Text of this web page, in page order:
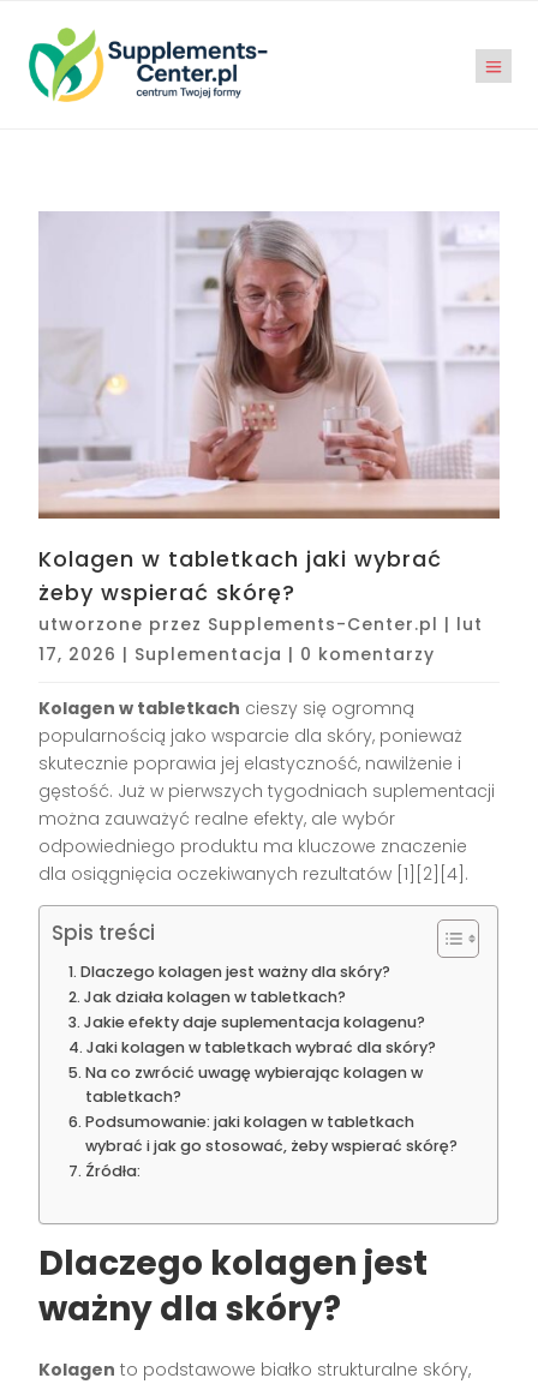
Kolagen w tabletkach jaki wybrać
żeby wspierać skórę?
utworzone przez Supplements-Center.pl | lut
17, 2026 | Suplementacja | 0 komentarzy
Kolagen w tabletkach cieszy się ogromną
popularnością jako wsparcie dla skóry, ponieważ
skutecznie poprawia jej elastyczność, nawilżenie i
gęstość. Już w pierwszych tygodniach suplementacji
można zauważyć realne efekty, ale wybór
odpowiedniego produktu ma kluczowe znaczenie
dla osiągnięcia oczekiwanych rezultatów [1][2][4] .
Spis treści
Dlaczego kolagen jest ważny dla skóry?
Jak działa kolagen w tabletkach?
Jakie efekty daje suplementacja kolagenu?
Jaki kolagen w tabletkach wybrać dla skóry?
Na co zwrócić uwagę wybierając kolagen w
tabletkach?
Podsumowanie: jaki kolagen w tabletkach
wybrać i jak go stosować, żeby wspierać skórę?
Źródła:
Dlaczego kolagen jest
ważny dla skóry?
Kolagen to podstawowe białko strukturalne skóry,